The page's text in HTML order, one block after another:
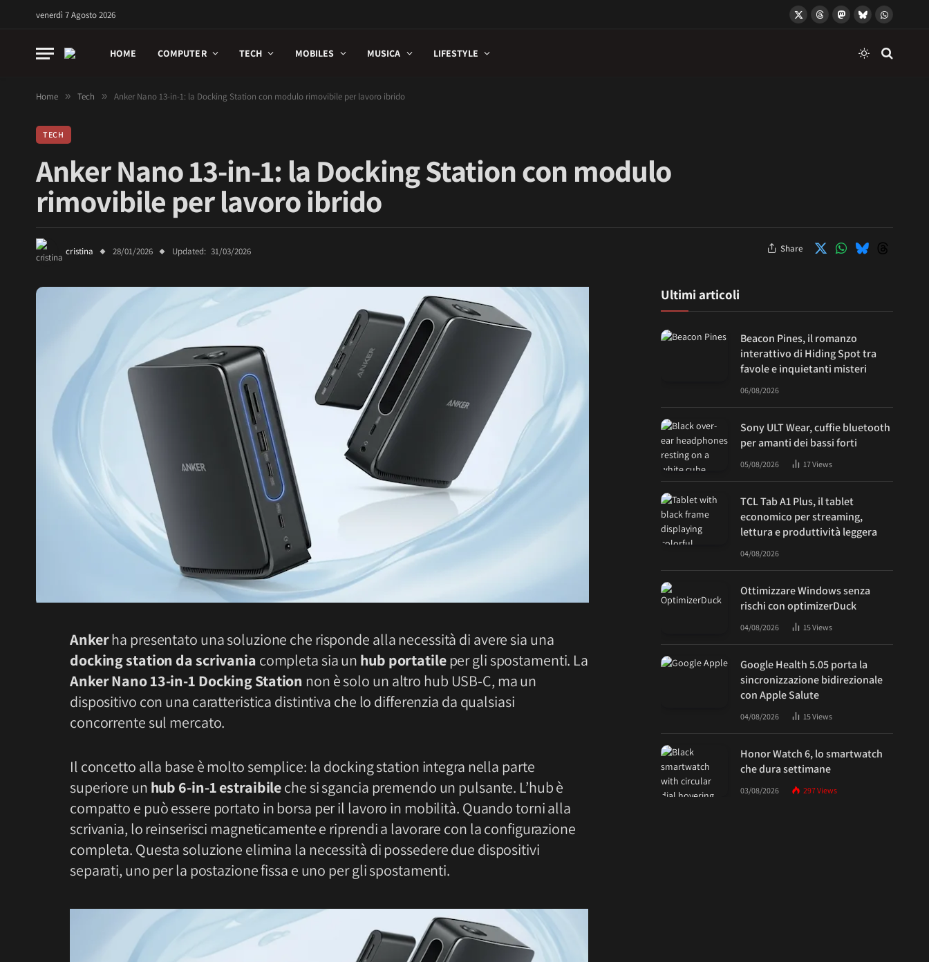
venerdì 7 Agosto 2026
X
ThreadsMastodon
BlueskyWhatsApp
HOME COMPUTER TECH MOBILES MUSICA LIFESTYLE
Home » Tech » Anker Nano 13-in-1: la Docking Station con modulo rimovibile per lavoro ibrido
TECH
Anker Nano 13-in-1: la Docking Station con modulo
rimovibile per lavoro ibrido
cristina 28/01/2026 Updated: 31/03/2026 Share
Ankerha presentato una soluzione che risponde alla necessità di avere sia una
docking station da scrivania completa sia un hub portatileper gli spostamenti. La
Anker Nano 13-in-1 Docking Station non è solo un altro hub USB-C, ma un
dispositivo con una caratteristica distintiva che lo differenzia da qualsiasi
concorrente sul mercato.
Il concetto alla base è molto semplice: la docking station integra nella parte
superiore un hub 6-in-1 estraibileche si sgancia premendo un pulsante. L’hub è
compatto e può essere portato in borsa per il lavoro in mobilità. Quando torni alla
scrivania, lo reinserisci magneticamente e riprendi a lavorare con la configurazione
completa. Questa soluzione elimina la necessità di possedere due dispositivi
separati, uno per la postazione fissa e uno per gli spostamenti.
Ultimi articoli
Beacon Pines, il romanzo
interattivo di Hiding Spot tra
favole e inquietanti misteri
06/08/2026
Sony ULT Wear, cuffie bluetooth
per amanti dei bassi forti
05/08/2026 17Views
TCL Tab A1 Plus, il tablet
economico per streaming,
lettura e produttività leggera
04/08/2026
Ottimizzare Windows senza
rischi con optimizerDuck
04/08/2026 15Views
Google Health 5.05 porta la
sincronizzazione bidirezionale
con Apple Salute
04/08/2026 15Views
Honor Watch 6, lo smartwatch
che dura settimane
03/08/2026 297Views